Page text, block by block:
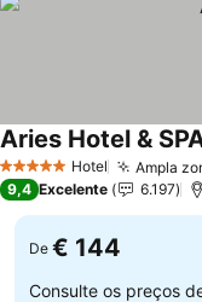
5 Estrelas Hotel Ampla
Aries Hotel &
9,4 Excelente 6.197
De € 144
Consulte os preços